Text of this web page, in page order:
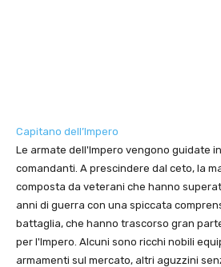
Capitano dell’Impero
Le armate dell'Impero vengono guidate
comandanti. A prescindere dal ceto, la
composta da veterani che hanno
anni di guerra con una spiccata
battaglia, che hanno trascorso gran
per l'Impero. Alcuni sono ricchi nobili
armamenti sul mercato, altri aguzzini